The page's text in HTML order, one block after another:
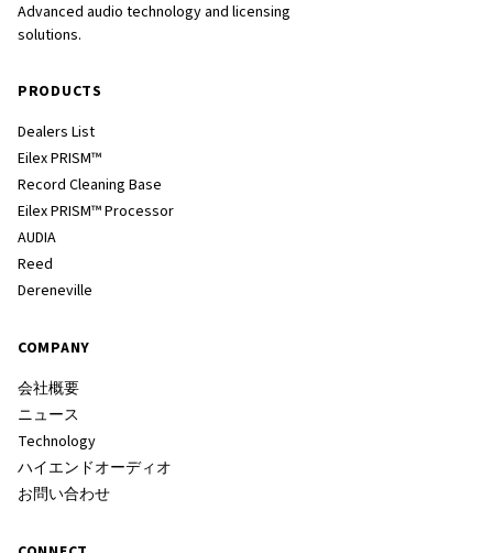
Advanced audio technology and licensing
solutions.
PRODUCTS
Dealers List
Eilex PRISM™
Record Cleaning Base
Eilex PRISM™ Processor
AUDIA
Reed
Dereneville
COMPANY
会社概要
ニュース
Technology
ハイエンドオーディオ
お問い合わせ